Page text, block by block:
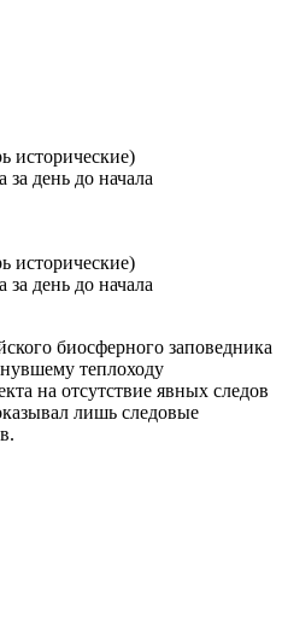
исторические)
день до начала
исторические)
день до начала
биосферного заповедника
теплоходу
на отсутствие явных следов
лишь следовые